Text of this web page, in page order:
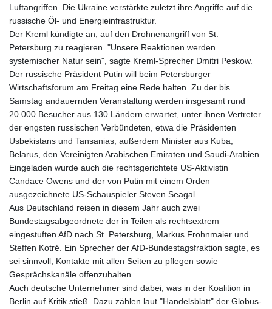
Luftangriffen. Die Ukraine verstärkte zuletzt ihre Angriffe auf die
russische Öl- und Energieinfrastruktur.
Der Kreml kündigte an, auf den Drohnenangriff von St.
Petersburg zu reagieren. "Unsere Reaktionen werden
systemischer Natur sein", sagte Kreml-Sprecher Dmitri Peskow.
Der russische Präsident Putin will beim Petersburger
Wirtschaftsforum am Freitag eine Rede halten. Zu der bis
Samstag andauernden Veranstaltung werden insgesamt rund
20.000 Besucher aus 130 Ländern erwartet, unter ihnen Vertreter
der engsten russischen Verbündeten, etwa die Präsidenten
Usbekistans und Tansanias, außerdem Minister aus Kuba,
Belarus, den Vereinigten Arabischen Emiraten und Saudi-Arabien.
Eingeladen wurde auch die rechtsgerichtete US-Aktivistin
Candace Owens und der von Putin mit einem Orden
ausgezeichnete US-Schauspieler Steven Seagal.
Aus Deutschland reisen in diesem Jahr auch zwei
Bundestagsabgeordnete der in Teilen als rechtsextrem
eingestuften AfD nach St. Petersburg, Markus Frohnmaier und
Steffen Kotré. Ein Sprecher der AfD-Bundestagsfraktion sagte, es
sei sinnvoll, Kontakte mit allen Seiten zu pflegen sowie
Gesprächskanäle offenzuhalten.
Auch deutsche Unternehmer sind dabei, was in der Koalition in
Berlin auf Kritik stieß. Dazu zählen laut "Handelsblatt" der Globus-